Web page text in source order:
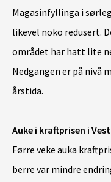
Magasinfyllinga i
likevel noko redusert.
området har hatt lite
Nedgangen er på nivå
årstida.
Auke i kraftprisen i
Førre veke auka
berre var mindre